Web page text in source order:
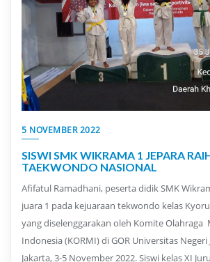
5 NOVEMBER 2022
SISWI SMK WIKRAMA 1 JEPARA
TAEKWONDO NASIONAL
Afifatul Ramadhani, peserta didik SMK
juara 1 pada kejuaraan tekwondo kelas
yang diselenggarakan oleh Komite Olahraga
Indonesia (KORMI) di GOR Universitas Negeri
Jakarta, 3-5 November 2022. Siswi kelas XI